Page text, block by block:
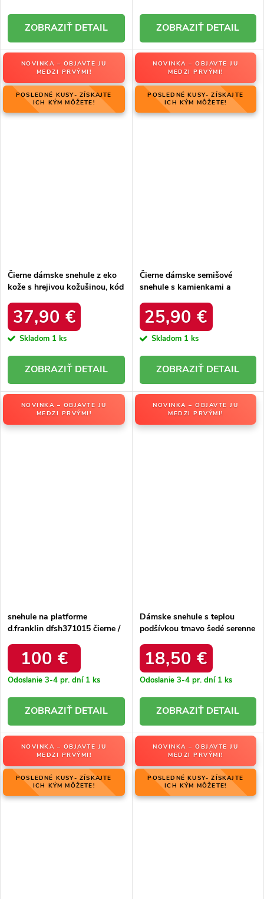
DETAIL DETAIL
NOVINKA – OBJAVTE JU
MEDZI PRVÝMI!
POSLEDNÉ KUSY- ZÍSKAJTE
ICH KÝM MÔŽETE!
Čierne dámske snehule z eko
kože s hrejivou kožušinou, kód
BLACK
37,90 €
Skladom 1 ks
DETAIL
NOVINKA – OBJAVTE JU
MEDZI PRVÝMI!
POSLEDNÉ KUSY- ZÍSKAJTE
ICH KÝM MÔŽETE!
Čierne dámske semišové
snehule s kamienkami a
W8009 BLACK
25,90 €
Skladom 1 ks
DETAIL
NOVINKA – OBJAVTE JU
MEDZI PRVÝMI!
snehule na platforme
d.franklin dfsh371015 čierne /
100 €
Odoslanie 3-4 pr. dní 1 ks
DETAIL
NOVINKA – OBJAVTE JU
MEDZI PRVÝMI!
Dámske snehule s teplou
podšívkou tmavo šedé serenne
18,50 €
Odoslanie 3-4 pr. dní 1 ks
DETAIL
NOVINKA – OBJAVTE JU
MEDZI PRVÝMI!
POSLEDNÉ KUSY- ZÍSKAJTE
ICH KÝM MÔŽETE!
NOVINKA – OBJAVTE JU
MEDZI PRVÝMI!
POSLEDNÉ KUSY- ZÍSKAJTE
ICH KÝM MÔŽETE!